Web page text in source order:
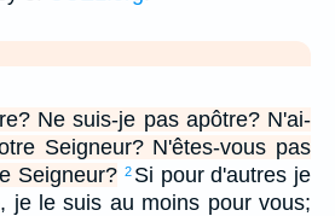
Ne suis-je pas apôtre? N'ai-
Seigneur? N'êtes-vous pas
Seigneur? 2 Si pour d'autres je
je le suis au moins pour vous;